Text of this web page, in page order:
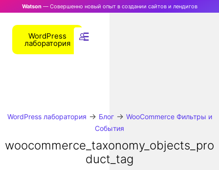
Watson— Совершенно новый опыт в создании сайтов и лендигов
WordPress
лаборатория
WordPress лаборатория → Блог→ WooCommerce Фильтры и
События
woocommerce_taxonomy_objects_pro
duct_tag